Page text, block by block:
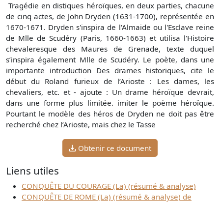
Tragédie en distiques héroïques, en deux parties, chacune
de cinq actes, de John Dryden (1631-1700), représentée en
1670-1671. Dryden s'inspira de l'Almaide ou l'Esclave reine
de Mlle de Scudéry (Paris, 1660-1663) et utilisa l'Histoire
chevaleresque des Maures de Grenade, texte duquel
s’inspira également Mlle de Scudéry. Le poète, dans une
importante introduction Des drames historiques, cite le
début du Roland furieux de l’Arioste : Les dames, les
chevaliers, etc. et - ajoute : Un drame héroïque devrait,
dans une forme plus limitée. imiter le poème héroïque.
Pourtant le modèle des héros de Dryden ne doit pas être
recherché chez l’Arioste, mais chez le Tasse
Obtenir ce document
Liens utiles
CONQUÊTE DU COURAGE (La) (résumé & analyse)
CONQUÊTE DE ROME (La) (résumé & analyse) de